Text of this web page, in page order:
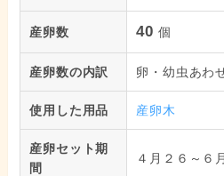
産卵数 40 個
産卵数の内訳 卵・幼虫あわ
使用した用品 産卵木
産卵セット期
間
４月２６～６